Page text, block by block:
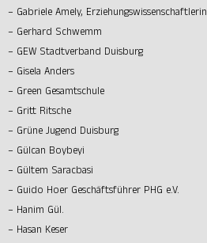
– Gabriele Amely, Erziehungswissenschaftlerin
– Gerhard Schwemm
– GEW Stadtverband Duisburg
– Gisela Anders
– Green Gesamtschule
– Gritt Ritsche
– Grüne Jugend Duisburg
– Gülcan Boybeyi
– Gültem Saracbasi
– Guido Hoer Geschäftsführer PHG e.V.
– Hanim Gül.
– Hasan Keser